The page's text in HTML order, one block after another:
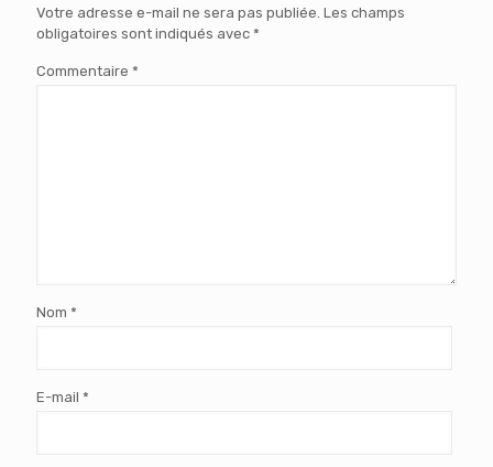
Votre adresse e-mail ne sera pas publiée. Les champs
obligatoires sont indiqués avec *
Commentaire *
Nom *
E-mail *